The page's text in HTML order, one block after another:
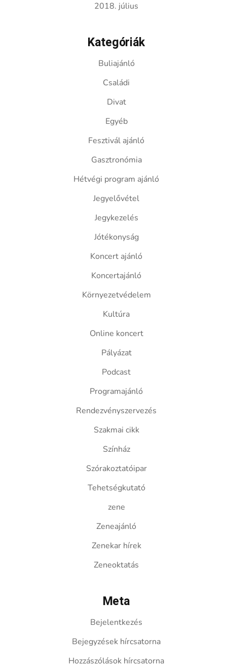
2018. július
Kategóriák
Buliajánló
Családi
Divat
Egyéb
Fesztivál ajánló
Gasztronómia
Hétvégi program ajánló
Jegyelővétel
Jegykezelés
Jótékonyság
Koncert ajánló
Koncertajánló
Környezetvédelem
Kultúra
Online koncert
Pályázat
Podcast
Programajánló
Rendezvényszervezés
Szakmai cikk
Színház
Szórakoztatóipar
Tehetségkutató
zene
Zeneajánló
Zenekar hírek
Zeneoktatás
Meta
Bejelentkezés
Bejegyzések hírcsatorna
Hozzászólások hírcsatorna